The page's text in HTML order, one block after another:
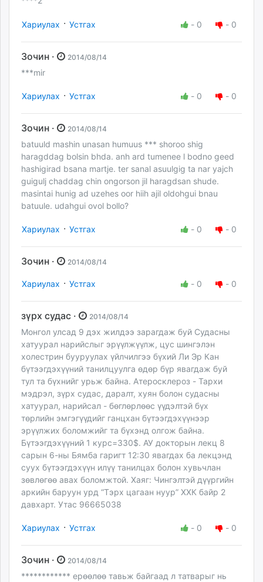
Хариулах · Устгах - 0 - 0
Зочин · 2014/08/14
***mir
Хариулах · Устгах - 0 - 0
Зочин · 2014/08/14
batuuld mashin unasan humuus *** shoroo shig
haragddag bolsin bhda. anh ard tumenee l bodno geed
hashigirad bsana martje. ter sanal asuulgig ta nar yajch
guigulj chaddag chin ongorson jil haragdsan shude.
masintai hunig ad uzehes oor hiih ajil oldohgui bnau
batuule. udahgui ovol bollo?
Хариулах · Устгах - 0 - 0
Зочин · 2014/08/14
Хариулах · Устгах - 0 - 0
зүрх судас · 2014/08/14
Монгол улсад 9 дэх жилдээ зарагдаж буй Судасны
хатуурал нарийслыг эрүүлжүүлж, цус шингэлэн
холестрин бууруулах үйлчилгээ бүхий Ли Эр Кан
бүтээгдэхүүний танилцуулга өдөр бүр явагдаж буй
тул та бүхнийг урьж байна. Атеросклероз - Тархи
мэдрэл, зүрх судас, даралт, хуян болон судасны
хатуурал, нарийсал - бөглөрлөөс үүдэлтэй бүх
төрлийн эмгэгүүдийг ганцхан бүтээгдэхүүнээр
эрүүлжих боломжийг та бүхэнд олгож байна.
Бүтээгдэхүүний 1 курс=330$. АУ докторын лекц 8
сарын 6-ны Бямба гаригт 12:30 явагдах ба лекцэнд
суух бүтээгдэхүүн илүү танилцах болон хувьчлан
зөвлөгөө авах боломжтой. Хаяг: Чингэлтэй дүүргийн
аркийн баруун урд “Тэрх цагаан нуур” ХХК байр 2
давхарт. Утас 96665038
Хариулах · Устгах - 0 - 0
Зочин · 2014/08/14
************ ерөөлөө тавьж байгаад л татварыг нь